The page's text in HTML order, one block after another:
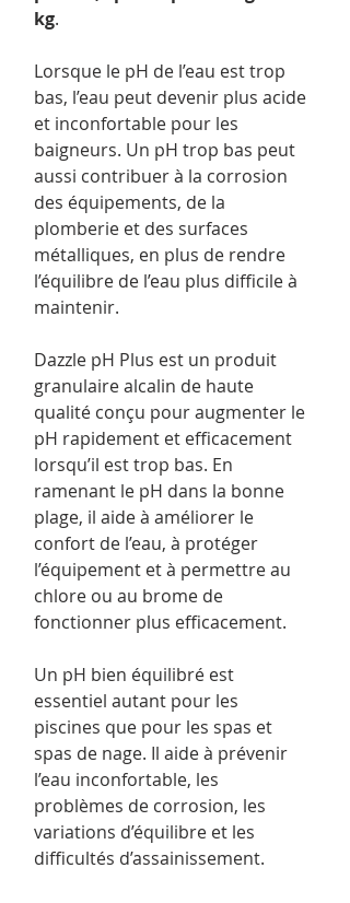
kg.
Lorsque le pH de l’eau est trop
bas, l’eau peut devenir plus acide
et inconfortable pour les
baigneurs. Un pH trop bas peut
aussi contribuer à la corrosion
des équipements, de la
plomberie et des surfaces
métalliques, en plus de rendre
l’équilibre de l’eau plus difficile à
maintenir.
Dazzle pH Plus est un produit
granulaire alcalin de haute
qualité conçu pour augmenter le
pH rapidement et efficacement
lorsqu’il est trop bas. En
ramenant le pH dans la bonne
plage, il aide à améliorer le
confort de l’eau, à protéger
l’équipement et à permettre au
chlore ou au brome de
fonctionner plus efficacement.
Un pH bien équilibré est
essentiel autant pour les
piscines que pour les spas et
spas de nage. Il aide à prévenir
l’eau inconfortable, les
problèmes de corrosion, les
variations d’équilibre et les
difficultés d’assainissement.